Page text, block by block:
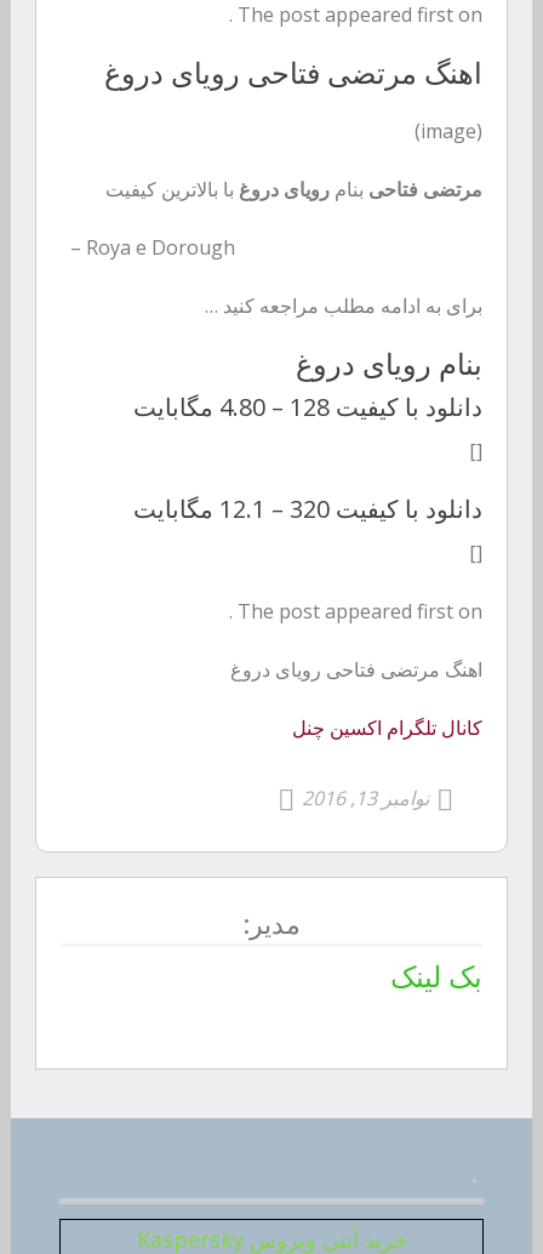
The post appeared first on .
اهنگ مرتضی فتاحی رویای دروغ
(image)
مرتضی فتاحی بنام رویای دروغ با بالاترین کیفیت
– Roya e Dorough
برای به ادامه مطلب مراجعه کنید …
بنام رویای دروغ
دانلود با کیفیت 128 – 4.80 مگابایت
[]
دانلود با کیفیت 320 – 12.1 مگابایت
[]
The post appeared first on .
اهنگ مرتضی فتاحی رویای دروغ
کانال تلگرام اکسین چنل
نوامبر 13, 2016
مدیر:
بک لینک
.
خرید آنتی ویروس Kaspersky